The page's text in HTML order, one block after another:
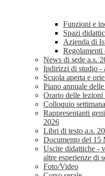
Funzioni e
Spazi
Azienda di
Regolamenti
News di sede a.s.
Indirizzi di studio -
Scuola aperta e
Piano annuale
Orario delle
Colloquio
Rappresentanti
2026
Libri di testo a.s.
Documento del
Uscite didattiche -
altre esperienze di
Foto/Video